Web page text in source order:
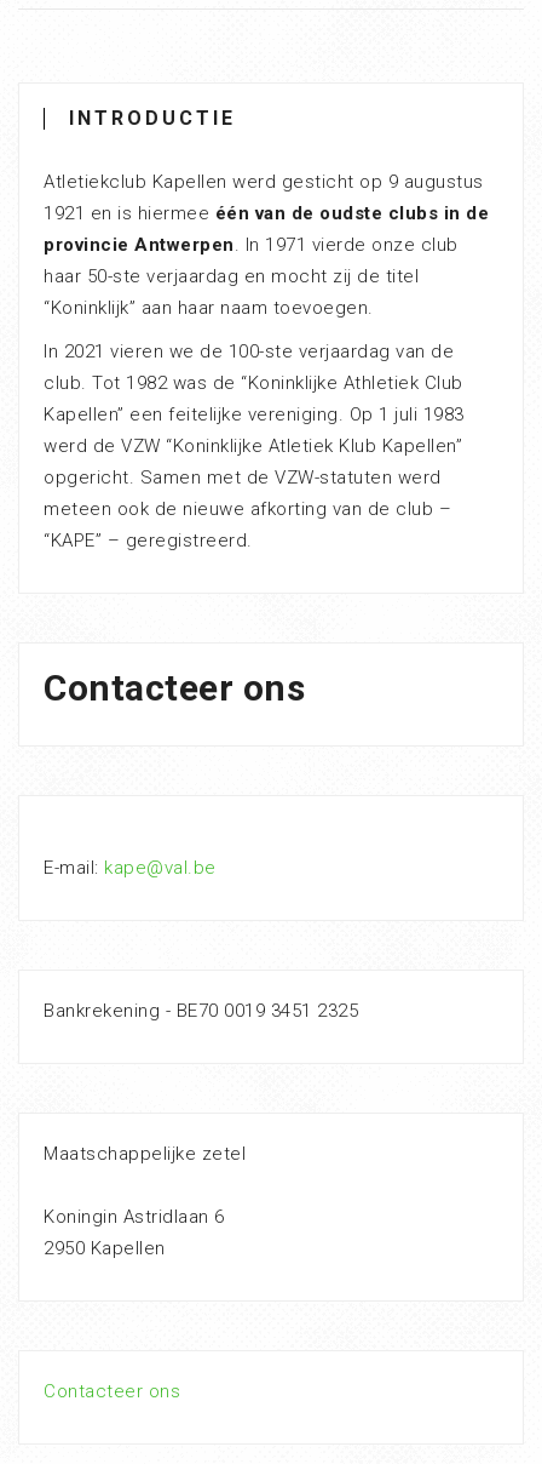
INTRODUCTIE
Atletiekclub Kapellen werd gesticht op 9 augustus
1921 en is hiermee één van de oudste clubs in de
provincie Antwerpen. In 1971 vierde onze club
haar 50-ste verjaardag en mocht zij de titel
“Koninklijk” aan haar naam toevoegen.
In 2021 vieren we de 100-ste verjaardag van de
club. Tot 1982 was de “Koninklijke Athletiek Club
Kapellen” een feitelijke vereniging. Op 1 juli 1983
werd de VZW “Koninklijke Atletiek Klub Kapellen”
opgericht. Samen met de VZW-statuten werd
meteen ook de nieuwe afkorting van de club –
“KAPE” – geregistreerd.
Contacteer ons
E-mail: kape@val.be
Bankrekening - BE70 0019 3451 2325
Maatschappelijke zetel
Koningin Astridlaan 6
2950 Kapellen
Contacteer ons